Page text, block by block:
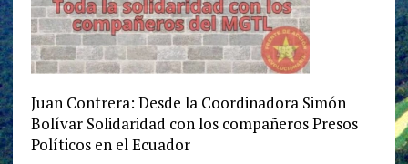
Juan Contrera: Desde la Coordinadora Simón
Bolívar Solidaridad con los compañeros Presos
Políticos en el Ecuador